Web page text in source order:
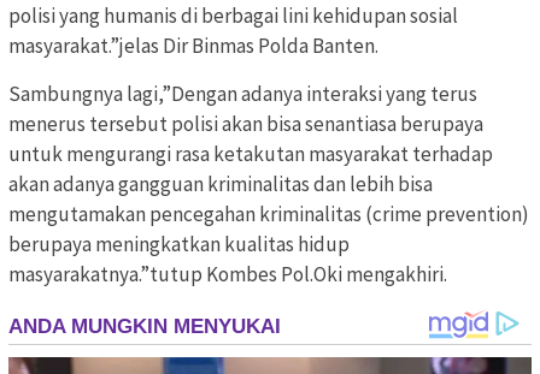
polisi yang humanis di berbagai lini kehidupan sosial
masyarakat.”jelas Dir Binmas Polda Banten.
Sambungnya lagi,”Dengan adanya interaksi yang terus
menerus tersebut polisi akan bisa senantiasa berupaya
untuk mengurangi rasa ketakutan masyarakat terhadap
akan adanya gangguan kriminalitas dan lebih bisa
mengutamakan pencegahan kriminalitas (crime prevention)
berupaya meningkatkan kualitas hidup
masyarakatnya.”tutup Kombes Pol.Oki mengakhiri.